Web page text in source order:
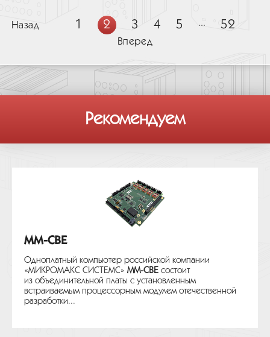
Назад 1 2 3 4 5 ... 52
Вперед
Рекомендуем
MM-CBE
Одноплатный компьютер российской компании
«МИКРОМАКС СИСТЕМС» MM-CBE состоит
из объединительной платы с установленным
встраиваемым процессорным модулем отечественной
разработки...